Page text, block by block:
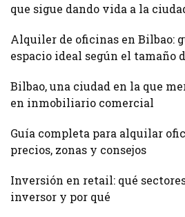
que sigue dando vida a la
Alquiler de oficinas en Bilbao:
espacio ideal según el tamaño
Bilbao, una ciudad en la que
en inmobiliario comercial
Guía completa para alquilar
precios, zonas y consejos
Inversión en retail: qué
inversor y por qué